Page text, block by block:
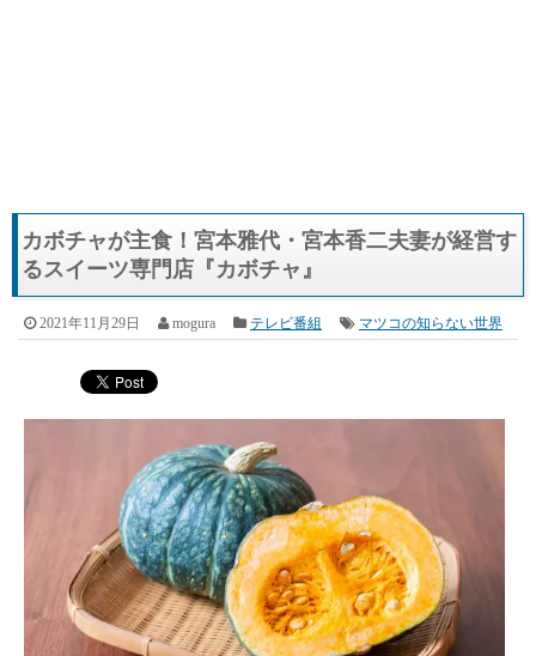
カボチャが主食！宮本雅代・宮本香二夫妻が経営す
るスイーツ専門店『カボチャ』
2021年11月29日 mogura テレビ番組 マツコの知らない世界